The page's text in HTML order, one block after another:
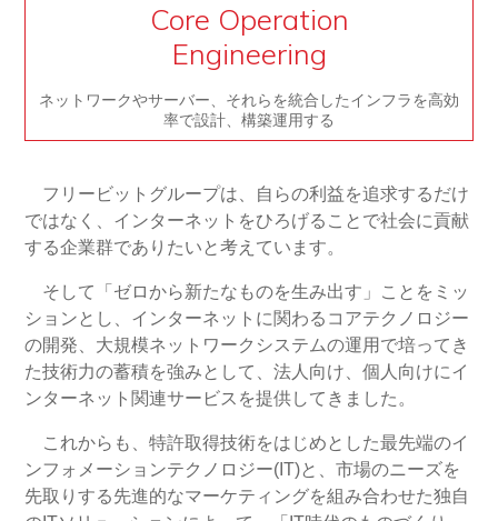
Core Operation
Engineering
ネットワークやサーバー、それらを統合したインフラを高効
率で設計、構築運用する
フリービットグループは、自らの利益を追求するだけ
ではなく、インターネットをひろげることで社会に貢献
する企業群でありたいと考えています。
そして「ゼロから新たなものを生み出す」ことをミッ
ションとし、インターネットに関わるコアテクノロジー
の開発、大規模ネットワークシステムの運用で培ってき
た技術力の蓄積を強みとして、法人向け、個人向けにイ
ンターネット関連サービスを提供してきました。
これからも、特許取得技術をはじめとした最先端のイ
ンフォメーションテクノロジー(IT)と、市場のニーズを
先取りする先進的なマーケティングを組み合わせた独自